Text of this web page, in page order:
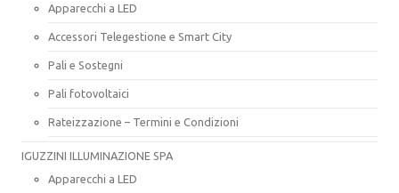
Apparecchi a LED
Accessori Telegestione e Smart City
Pali e Sostegni
Pali fotovoltaici
Rateizzazione – Termini e Condizioni
IGUZZINI ILLUMINAZIONE SPA
Apparecchi a LED